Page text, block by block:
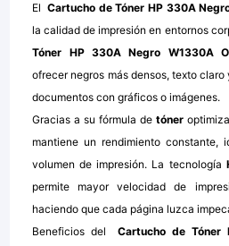
El Cartucho de Tóner HP 330A
la calidad de impresión en entornos
Tóner HP 330A Negro W1330A
ofrecer negros más densos, texto
documentos con gráficos o imágenes.
Gracias a su fórmula de tóner
mantiene un rendimiento constante,
volumen de impresión. La tecnología
permite mayor velocidad de
haciendo que cada página luzca
Beneficios del
Cartucho de Tóner